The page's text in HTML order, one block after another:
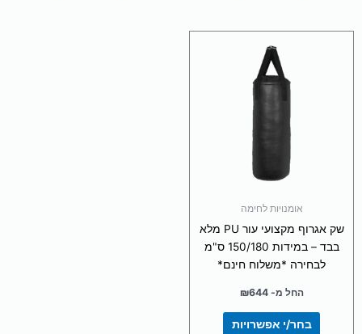
אומנויות לחימה
שק אגרוף מקצועי עור PU מלא
בבד – במידות 150/180 ס"מ
לבחירה *משלוח חינם*
החל מ- ₪644
בחר/י אפשרויות
זה
יש
מספר
סוגים.
ניתן
לבחור
האפשרויות